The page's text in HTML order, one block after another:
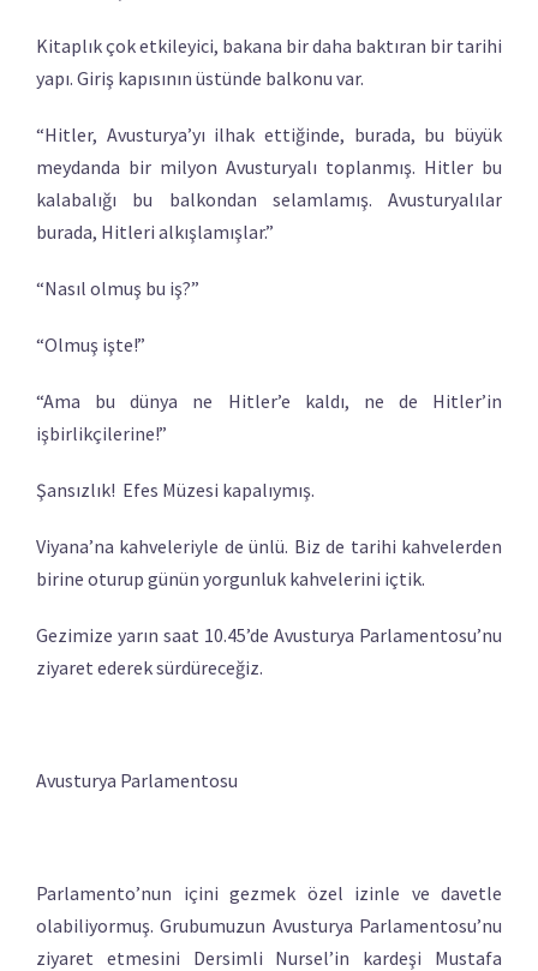
Kitaplık çok etkileyici, bakana bir daha baktıran bir tarihi
yapı. Giriş kapısının üstünde balkonu var.
“Hitler, Avusturya’yı ilhak ettiğinde, burada, bu büyük
meydanda bir milyon Avusturyalı toplanmış. Hitler bu
kalabalığı bu balkondan selamlamış. Avusturyalılar
burada, Hitleri alkışlamışlar.”
“Nasıl olmuş bu iş?”
“Olmuş işte!”
“Ama bu dünya ne Hitler’e kaldı, ne de Hitler’in
işbirlikçilerine!”
Şansızlık! Efes Müzesi kapalıymış.
Viyana’na kahveleriyle de ünlü. Biz de tarihi kahvelerden
birine oturup günün yorgunluk kahvelerini içtik.
Gezimize yarın saat 10.45’de Avusturya Parlamentosu’nu
ziyaret ederek sürdüreceğiz.
Avusturya Parlamentosu
Parlamento’nun içini gezmek özel izinle ve davetle
olabiliyormuş. Grubumuzun Avusturya Parlamentosu’nu
ziyaret etmesini Dersimli Nursel’in kardeşi Mustafa